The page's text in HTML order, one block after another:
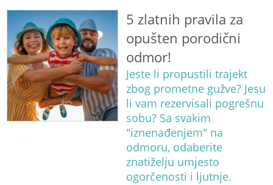
5 zlatnih pravila za
opušten porodični
odmor!
Jeste li propustili trajekt
zbog prometne gužve? Jesu
li vam rezervisali pogrešnu
sobu? Sa svakim
"iznenađenjem" na
odmoru, odaberite
znatiželju umjesto
ogorčenosti i ljutnje.